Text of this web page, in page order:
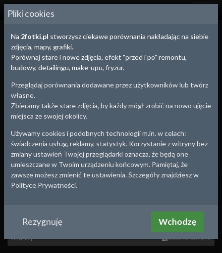
2FOTKI.PL
Jędrzejów, woj.Świętokrzyskie
Widokówka
Około roku:1968
Andrzej 2010-10-30 10:45
Pliki cookies
Na 2fotki.pl stworzysz ciekawe porównania nakładając na siebie
zdjęcia, mapy, grafiki.
Porównaj stare i nowe zdjęcia, efekt "przed i po" remontu,
budowy, detailingu, make-upu, fryzur.
Przeglądaj porównania dodawane przez użytkowników lub twórz
własne.
Zbieramy także stare zdjęcia, by każdy mógł zrobić na nowo ujęcie
miejsca ze swojej okolicy.
Używamy cookies i podobnych technologii m.in. w celach:
świadczenia usług, reklamy, statystyk. Korzystanie z witryny bez
zmiany ustawień Twojej przeglądarki oznacza, że będą one
umieszczane w Twoim urządzeniu końcowym. Pamiętaj, że
zawsze możesz zmienić te ustawienia. Szczegóły znajdziesz w
Polityce Prywatności.
Rezygnuję Wchodzę